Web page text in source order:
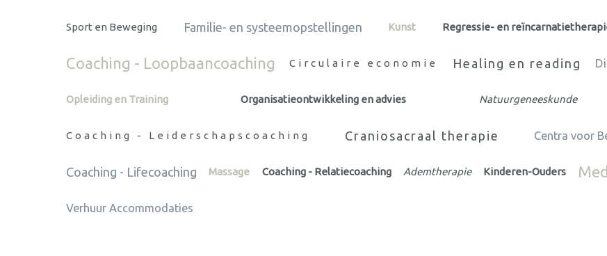
Sport en Beweging Familie- en systeemopstellingen Kunst Regressie- en
Coaching - Loopbaancoaching Circulaire economie Healing en reading
Opleiding en Training Organisatieontwikkeling en advies Natuurgeneeskunde
Coaching - Leiderschapscoaching Craniosacraal therapie Centra voor
Coaching - Lifecoaching Massage Coaching - Relatiecoaching Ademtherapie Kinderen-Ouders
Verhuur Accommodaties